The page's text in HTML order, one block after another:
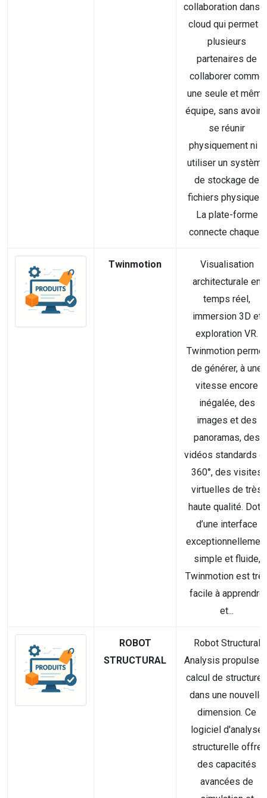
collaboration dans
cloud qui permet à
plusieurs
partenaires de
collaborer comme
une seule et même
équipe, sans avoir
se réunir
physiquement ni à
utiliser un système
de stockage de
fichiers physiques.
La plate-forme
connecte chaque...
Twinmotion
Visualisation
architecturale en
temps réel,
immersion 3D et
exploration VR.
Twinmotion permet
de générer, à une
vitesse encore
inégalée, des
images et des
panoramas, des
vidéos standards
360°, des visites
virtuelles de très
haute qualité. Doté
d’une interface
simple et fluide,
Twinmotion est
facile à apprendre
et...
ROBOT
STRUCTURAL
Robot Structural
Analysis propulse
calcul de structures
dans une nouvelle
dimension. Ce
logiciel d'analyse
structurelle offre
des capacités
avancées de